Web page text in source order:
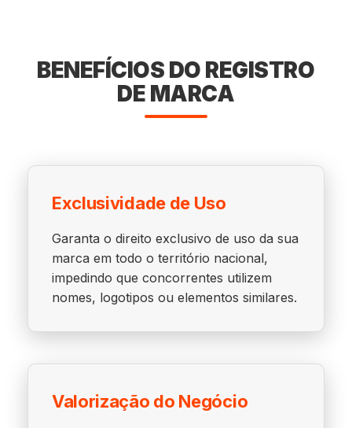
BENEFÍCIOS DO REGISTRO
DE MARCA
Exclusividade de Uso
Garanta o direito exclusivo de uso da sua
marca em todo o território nacional,
impedindo que concorrentes utilizem
nomes, logotipos ou elementos similares.
Valorização do Negócio